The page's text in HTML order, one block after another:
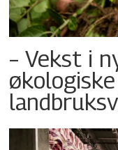
– Vekst i
økologiske